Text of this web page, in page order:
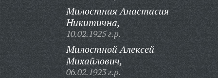
Милостная Анастасия
Никитична,
10.02.1925 г.р.
Милостной Алексей
Михайлович,
06.02.1923 г.р.